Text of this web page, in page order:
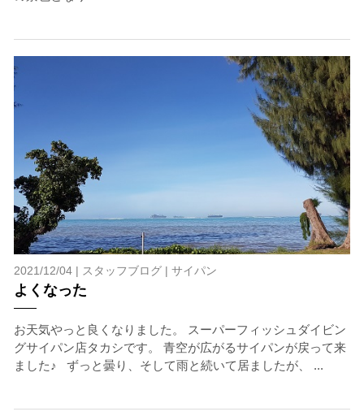
2021/12/04 | スタッフブログ| サイパン
よくなった
お天気やっと良くなりました。 スーパーフィッシュダイビン
グサイパン店タカシです。 青空が広がるサイパンが戻って来
ました♪ ずっと曇り、そして雨と続いて居ましたが、 ...